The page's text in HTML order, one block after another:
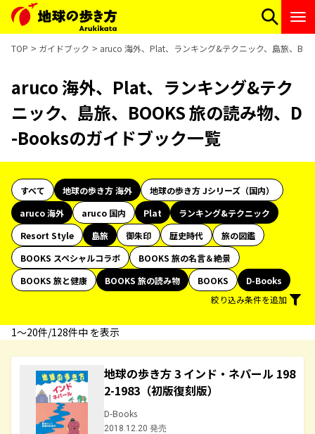
TOP ガイドブック aruco 海外、Plat、ランキング&テクニック、島旅、
aruco 海外、Plat、ランキング&テク
ニック、島旅、BOOKS 旅の読み物、D
-Booksのガイドブック一覧
すべて 地球の歩き方 海外
地球の歩き方 Jシリーズ（国内）
aruco 海外
aruco 国内 Plat
ランキング&テクニック
Resort Style
島旅 御朱印 歴史時代
旅の図鑑
BOOKS スペシャルコラボ
BOOKS 旅の名言＆絶景
BOOKS 旅と健康
BOOKS 旅の読み物 BOOKS
D-Books
絞り込み条件を追加
1〜20件/128件中 を表示
地球の歩き方 3 インド・ネパール 198
2-1983（初版復刻版）
D-Books
2018.12.20 発売